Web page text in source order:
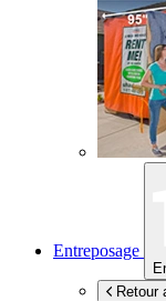
Entreposage
Retour